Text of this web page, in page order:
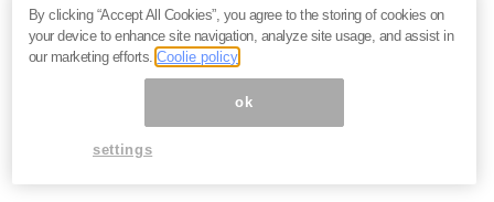
By clicking “Accept All Cookies”, you agree to the storing of cookies on
your device to enhance site navigation, analyze site usage, and assist in
our marketing efforts.Coolie policy
ok
settings